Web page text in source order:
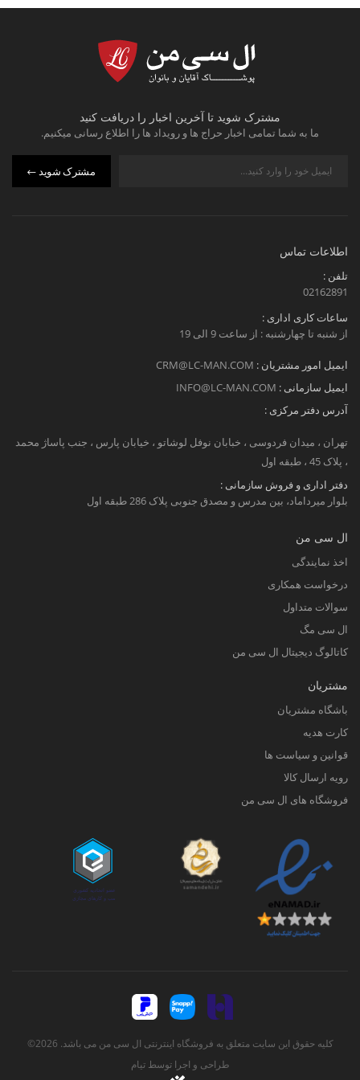
مشترک شوید تا آخرین اخبار را دریافت کنید
ما به شما تمامی اخبار حراج ها و رویداد ها را اطلاع رسانی میکنیم.
مشترک شوید
اطلاعات تماس
تلفن :
02162891
ساعات کاری اداری :
از شنبه تا چهارشنبه : از ساعت 9 الی 19
ایمیل امور مشتریان : CRM@LC-MAN.COM
ایمیل سازمانی : INFO@LC-MAN.COM
آدرس دفتر مرکزی :
تهران ، میدان فردوسی ، خبابان نوفل لوشاتو ، خیابان پارس ، جنب پاساژ محمد
، پلاک 45 ، طبقه اول
دفتر اداری و فروش سازمانی :
بلوار میرداماد، بین مدرس و مصدق جنوبی پلاک 286 طبقه اول
ال سی من
اخذ نمایندگی
درخواست همکاری
سوالات متداول
ال سی مگ
کاتالوگ دیجیتال ال سی من
مشتریان
باشگاه مشتریان
کارت هدیه
قوانین و سیاست ها
رویه ارسال کالا
فروشگاه های ال سی من
کلیه حقوق این سایت متعلق به فروشگاه اینترنتی ال سی من می باشد. 2026©
طراحی و اجرا توسطتیام